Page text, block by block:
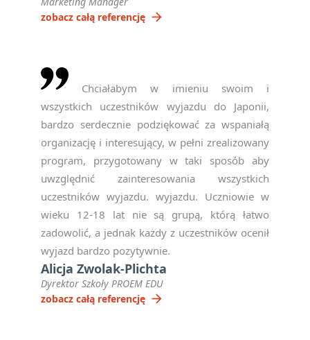
Oświadczam, że zapisując
Zapisz się notifications_active
Please
leave
this
field
empty.
zobacz całą referencję arrow_forward
Chciałabym w imieniu swoim i
wszystkich uczestników wyjazdu do Japonii,
bardzo serdecznie podziękować za wspaniałą
organizację i interesujący, w pełni zrealizowany
program, przygotowany w taki sposób aby
uwzględnić zainteresowania wszystkich
uczestników wyjazdu. wyjazdu. Uczniowie w
wieku 12-18 lat nie są grupą, którą łatwo
zadowolić, a jednak każdy z uczestników ocenił
wyjazd bardzo pozytywnie.
Alicja Zwolak-Plichta
Dyrektor Szkoły PROEM EDU
zobacz całą referencję arrow_forward